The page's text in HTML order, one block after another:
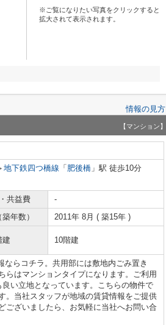
※ご覧になりたい写真をクリックすると
拡大されて表示されます。
情報の見方
【マンション】
地下鉄四つ橋線 「 肥後橋 」駅 徒歩10分
共益費
-
年数） 2011年 8月 ( 築15年 )
建 10階建
らコチラ。共用部には敷地内ごみ置き
らはマンションタイプになります。ご利用
い立地となっています。こちらの物件で
。当社スタッフが地域の賃貸情報をご提供
ございましたら、お気軽に当社へお問い合